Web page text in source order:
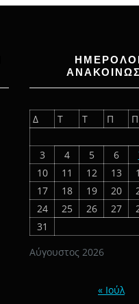
Αύγουστος 2026
Δ Τ Τ Π Π
3
4 5 6
10
11 12 13
17
18 19 20
24
25 26 27
31
« Ιούλ